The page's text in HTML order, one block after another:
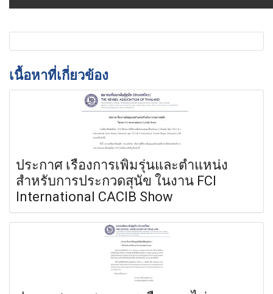
เนื้อหาที่เกี่ยวข้อง
ประกาศ เรื่องการเพิ่มรุ่นและตำแหน่ง
สำหรับการประกวดสุนัข ในงาน FCI
International CACIB Show